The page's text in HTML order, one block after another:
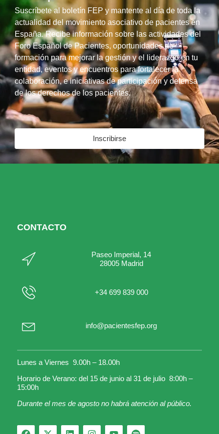
Suscríbete al boletín FEP y mantente al día de toda la
actualidad del movimiento asociativo de pacientes en
España. Recibe información sobre las actividades del
Foro Español de Pacientes, oportunidades de
formación para mejorar la gestión y el liderazgo en tu
entidad, eventos y encuentros para fortalecer la
colaboración, e iniciativas de participación y defensa
de los derechos de los pacientes.
Inscribirse
CONTACTO
Paseo Imperial, 14
28005 Madrid
+34 699 839 000
info@pacientesfep.org
Lunes a Viernes 9.00h – 18.00h
Horario de Verano: del 15 de junio al 31 de julio 8:00h –
15:00h
Durante el mes de agosto no habrá atención al público.